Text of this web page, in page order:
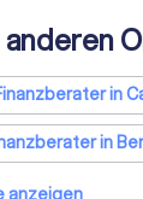
in
in
Finanzberater
anzeigen